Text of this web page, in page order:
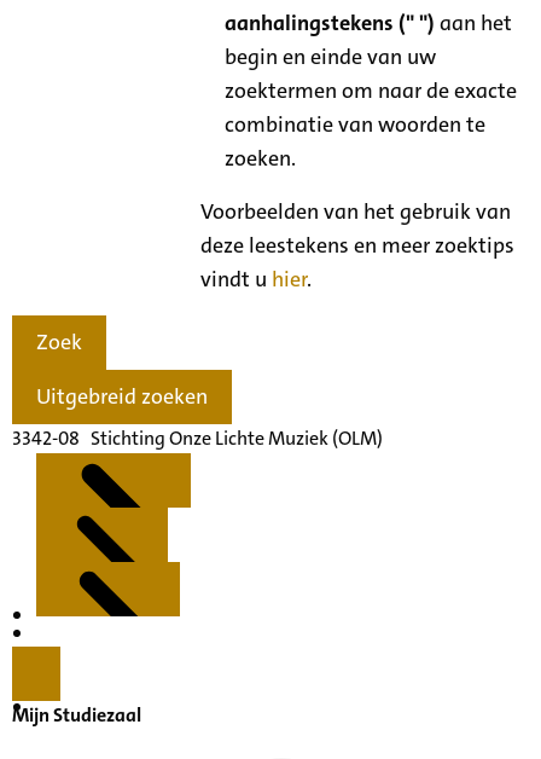
aanhalingstekens (" ") aan het
begin en einde van uw
zoektermen om naar de exacte
combinatie van woorden te
zoeken.
Voorbeelden van het gebruik van
deze leestekens en meer zoektips
vindt u hier.
Zoek
Uitgebreid zoeken
3342-08 Stichting Onze Lichte Muziek (OLM)
Inventaris
Mijn Studiezaal